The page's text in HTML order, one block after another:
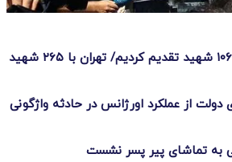
در جنگ اخیر ۱۰۶۲ شهید تقدیم کردیم/ تهران با ۲۶۵ شهید
از عملکرد اورژانس در حادثه واژگونی
به تماشای پیر پسر نشست